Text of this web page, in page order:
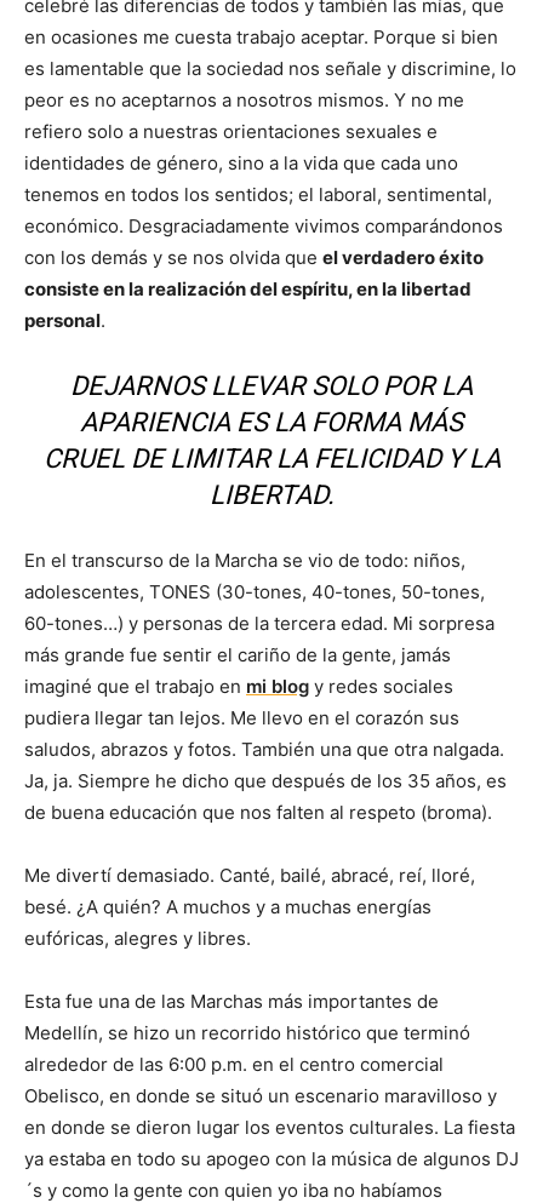
celebré las diferencias de todos y también las mías, que
en ocasiones me cuesta trabajo aceptar. Porque si bien
es lamentable que la sociedad nos señale y discrimine, lo
peor es no aceptarnos a nosotros mismos. Y no me
refiero solo a nuestras orientaciones sexuales e
identidades de género, sino a la vida que cada uno
tenemos en todos los sentidos; el laboral, sentimental,
económico. Desgraciadamente vivimos comparándonos
con los demás y se nos olvida que el verdadero éxito
consiste en la realización del espíritu, en la libertad
personal.
DEJARNOS LLEVAR SOLO POR LA
APARIENCIA ES LA FORMA MÁS
CRUEL DE LIMITAR LA FELICIDAD Y LA
LIBERTAD.
En el transcurso de la Marcha se vio de todo: niños,
adolescentes, TONES (30-tones, 40-tones, 50-tones,
60-tones…) y personas de la tercera edad. Mi sorpresa
más grande fue sentir el cariño de la gente, jamás
imaginé que el trabajo en mi blog y redes sociales
pudiera llegar tan lejos. Me llevo en el corazón sus
saludos, abrazos y fotos. También una que otra nalgada.
Ja, ja. Siempre he dicho que después de los 35 años, es
de buena educación que nos falten al respeto (broma).
Me divertí demasiado. Canté, bailé, abracé, reí, lloré,
besé. ¿A quién? A muchos y a muchas energías
eufóricas, alegres y libres.
Esta fue una de las Marchas más importantes de
Medellín, se hizo un recorrido histórico que terminó
alrededor de las 6:00 p.m. en el centro comercial
Obelisco, en donde se situó un escenario maravilloso y
en donde se dieron lugar los eventos culturales. La fiesta
ya estaba en todo su apogeo con la música de algunos DJ
´s y como la gente con quien yo iba no habíamos